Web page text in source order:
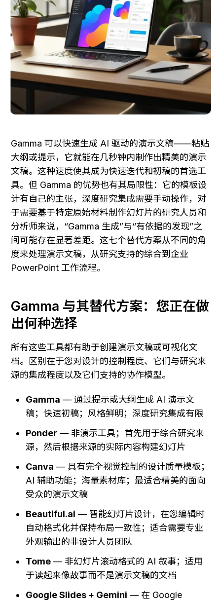
Gamma 可以快速生成 AI 驱动的演示文稿——粘贴
大纲或提示，它就能在几秒钟内制作出精美的演示
文稿。这种速度使其成为快速迭代和初稿的首选工
具。但 Gamma 的优势也有其局限性：它的模板设
计有自己的主张，深度研究集成需要手动操作，对
于需要基于特定原始材料制作幻灯片的研究人员和
分析师来说，“Gamma 生成”与“有依据的发现”之
间可能存在显著差距。这七个替代方案从不同的角
度来处理演示文稿，从研究支持的综合到企业
PowerPoint 工作流程。
Gamma 与其替代方案：您正在做
出何种选择
所有这些工具都有助于创建演示文稿或可视化文
档。区别在于您对设计的控制程度、它们与研究来
源的集成程度以及它们支持的协作模型。
Gamma — 通过提示或大纲生成 AI 演示文
稿；快速初稿；风格鲜明；深度研究集成有限
Ponder — 非演示工具；首先用于综合研究来
源，然后根据来源的实际内容构建幻灯片
Canva — 具有完全视觉控制的设计质量模板；
AI 辅助功能；海量素材库；最适合精美的面向
受众的演示文稿
Beautiful.ai — 智能幻灯片设计，在您编辑时
自动格式化并保持布局一致性；适合需要专业
外观输出的非设计人员团队
Tome — 非幻灯片滚动格式的 AI 叙事；适用
于读起来像故事而不是演示文稿的文档
Google Slides + Gemini — 在 Google